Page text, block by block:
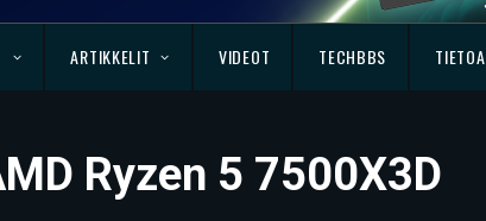
ARTIKKELIT VIDEOT TECHBBS TIETOA
Ryzen 5 7500X3D